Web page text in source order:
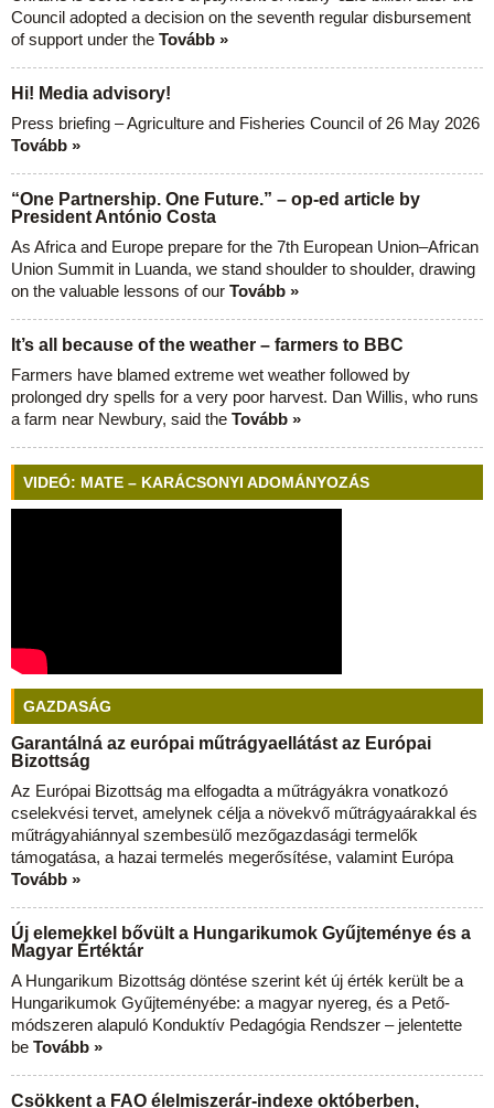
Council adopted a decision on the seventh regular disbursement
of support under the Tovább »
Hi! Media advisory!
Press briefing – Agriculture and Fisheries Council of 26 May 2026
Tovább »
“One Partnership. One Future.” – op-ed article by
President António Costa
As Africa and Europe prepare for the 7th European Union–African
Union Summit in Luanda, we stand shoulder to shoulder, drawing
on the valuable lessons of our Tovább »
It’s all because of the weather – farmers to BBC
Farmers have blamed extreme wet weather followed by
prolonged dry spells for a very poor harvest. Dan Willis, who runs
a farm near Newbury, said the Tovább »
VIDEÓ: MATE – KARÁCSONYI ADOMÁNYOZÁS
GAZDASÁG
Garantálná az európai műtrágyaellátást az Európai
Bizottság
Az Európai Bizottság ma elfogadta a műtrágyákra vonatkozó
cselekvési tervet, amelynek célja a növekvő műtrágyaárakkal és
műtrágyahiánnyal szembesülő mezőgazdasági termelők
támogatása, a hazai termelés megerősítése, valamint Európa
Tovább »
Új elemekkel bővült a Hungarikumok Gyűjteménye és a
Magyar Értéktár
A Hungarikum Bizottság döntése szerint két új érték került be a
Hungarikumok Gyűjteményébe: a magyar nyereg, és a Pető-
módszeren alapuló Konduktív Pedagógia Rendszer – jelentette
be Tovább »
Csökkent a FAO élelmiszerár-indexe októberben,